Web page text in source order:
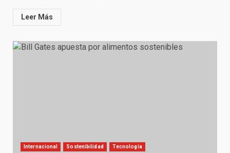
Leer Más
Internacional Sostenibilidad Tecnología